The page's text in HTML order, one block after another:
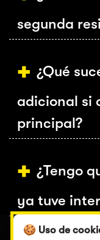
segunda
¿Qué
adicional si
principal?
¿Tengo
ya tuve
🍪 Uso de